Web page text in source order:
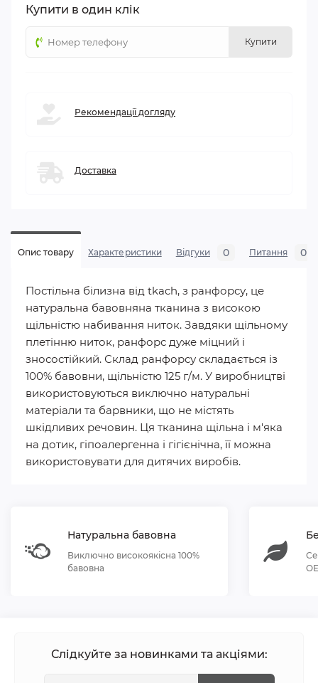
Купити в один клік
Купити
Рекомендації догляду
Доставка
Опис товару Характеристики Відгуки 0 Питання 0
Постільна білизна від tkach, з ранфорсу, це
натуральна бавовняна тканина з високою
щільністю набивання ниток. Завдяки щільному
плетінню ниток, ранфорс дуже міцний і
зносостійкий. Склад ранфорсу складається із
100% бавовни, щільністю 125 г/м. У виробництві
використовуються виключно натуральні
матеріали та барвники, що не містять
шкідливих речовин. Ця тканина щільна і м'яка
на дотик, гіпоалергенна і гігієнічна, її можна
використовувати для дитячих виробів.
Натуральна бавовна
Виключно високоякісна 100%
бавовна
Слідкуйте за новинками та акціями: